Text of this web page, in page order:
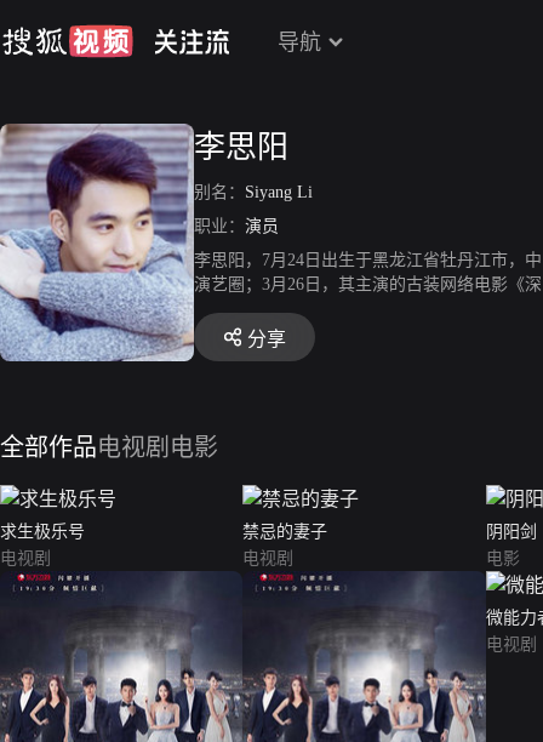
导航
李思阳
别名： Siyang Li
职业： 演员
李思阳，7月24日出生于黑龙江省牡丹江市，
演艺圈；3月26日，其主演的古装网络电影《
子清合作主演都市科幻网络剧《微能力者》
剧作品；同年，出演刘恺威、王鸥、朱泳腾
儿、叶祖新主演的都市情感剧《一粒红尘》
的爱与星辰》杀青。2022年12月8日，参演的
分享
全部作品电视剧 电影
求生极乐号
电视剧
禁忌的妻子
电视剧
阴阳剑
电影
微能力
电视剧